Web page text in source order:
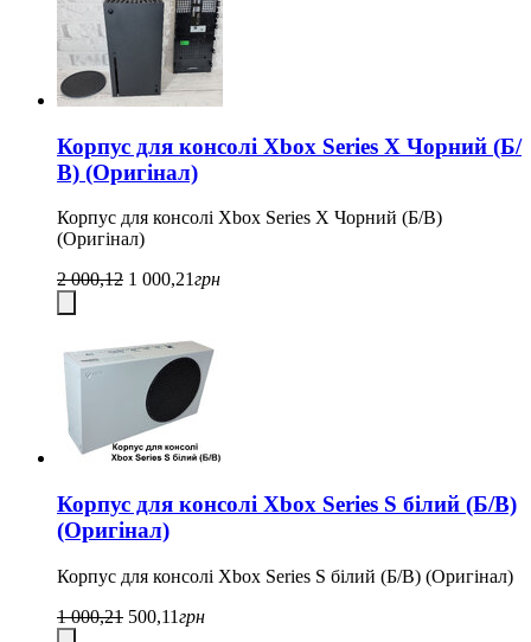
Корпус для консолі Xbox Series X Чорний (Б/
В) (Оригінал)
Корпус для консолі Xbox Series X Чорний (Б/В)
(Оригінал)
2 000,12 1 000,21грн
Корпус для консолі Xbox Series S білий (Б/В)
(Оригінал)
Корпус для консолі Xbox Series S білий (Б/В) (Оригінал)
1 000,21 500,11грн